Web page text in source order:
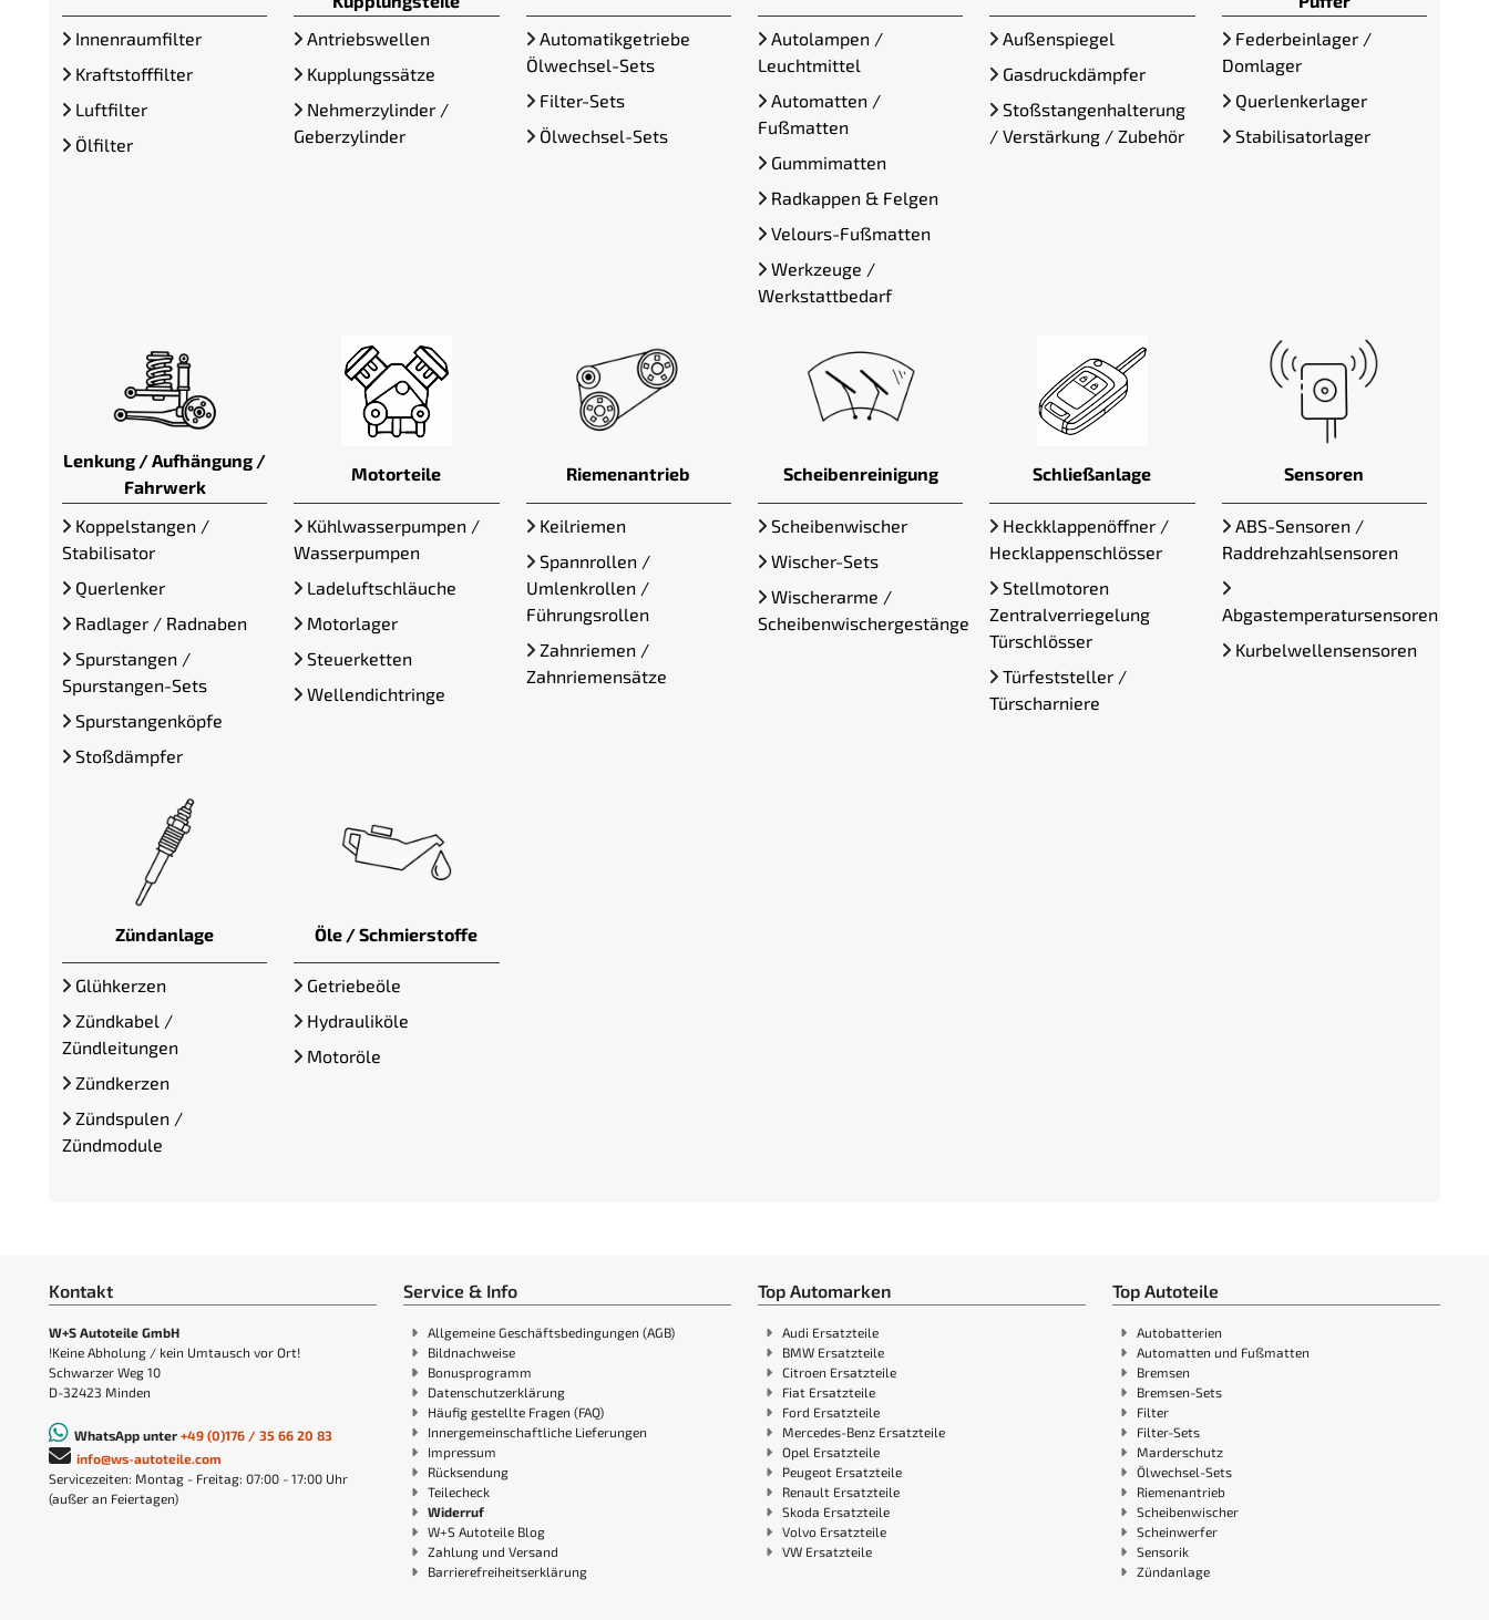
Innenraumfilter
Kraftstofffilter
Luftfilter
Ölfilter
Antriebswellen
Kupplungssätze
Nehmerzylinder /
Geberzylinder
Automatikgetriebe
Ölwechsel-Sets
Filter-Sets
Ölwechsel-Sets
Autolampen /
Leuchtmittel
Automatten /
Fußmatten
Gummimatten
Radkappen & Felgen
Velours-Fußmatten
Werkzeuge /
Werkstattbedarf
Außenspiegel
Gasdruckdämpfer
Stoßstangenhalterung
/ Verstärkung / Zubehör
Federbeinlager /
Domlager
Querlenkerlager
Stabilisatorlager
Lenkung / Aufhängung /
Fahrwerk
Koppelstangen /
Stabilisator
Querlenker
Radlager / Radnaben
Spurstangen /
Spurstangen-Sets
Spurstangenköpfe
Stoßdämpfer
Motorteile
Kühlwasserpumpen /
Wasserpumpen
Ladeluftschläuche
Motorlager
Steuerketten
Wellendichtringe
Riemenantrieb
Keilriemen
Spannrollen /
Umlenkrollen /
Führungsrollen
Zahnriemen /
Zahnriemensätze
Scheibenreinigung
Scheibenwischer
Wischer-Sets
Wischerarme /
Scheibenwischergestänge
Schließanlage
Heckklappenöffner /
Hecklappenschlösser
Stellmotoren
Zentralverriegelung
Türschlösser
Türfeststeller /
Türscharniere
Sensoren
ABS-Sensoren /
Raddrehzahlsensoren
Abgastemperatursensoren
Kurbelwellensensoren
Zündanlage
Glühkerzen
Zündkabel /
Zündleitungen
Zündkerzen
Zündspulen /
Zündmodule
Öle / Schmierstoffe
Getriebeöle
Hydrauliköle
Motoröle
Kontakt
W+S Autoteile GmbH
!Keine Abholung / kein Umtausch vor Ort!
Schwarzer Weg 10
D-32423 Minden
WhatsApp unter +49 (0)176 / 35 66 20 83
info@ws-autoteile.com
Servicezeiten: Montag - Freitag: 07:00 - 17:00 Uhr
(außer an Feiertagen)
Service & Info
Allgemeine Geschäftsbedingungen (AGB)
Bildnachweise
Bonusprogramm
Datenschutzerklärung
Häufig gestellte Fragen (FAQ)
Innergemeinschaftliche Lieferungen
Impressum
Rücksendung
Teilecheck
Widerruf
W+S Autoteile Blog
Zahlung und Versand
Barrierefreiheitserklärung
Top Automarken
Audi Ersatzteile
BMW Ersatzteile
Citroen Ersatzteile
Fiat Ersatzteile
Ford Ersatzteile
Mercedes-Benz Ersatzteile
Opel Ersatzteile
Peugeot Ersatzteile
Renault Ersatzteile
Skoda Ersatzteile
Volvo Ersatzteile
VW Ersatzteile
Top Autoteile
Autobatterien
Automatten und Fußmatten
Bremsen
Bremsen-Sets
Filter
Filter-Sets
Marderschutz
Ölwechsel-Sets
Riemenantrieb
Scheibenwischer
Scheinwerfer
Sensorik
Zündanlage